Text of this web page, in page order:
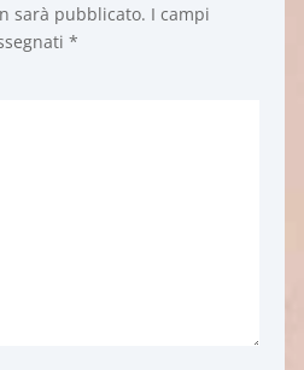
sarà pubblicato. I campi
*